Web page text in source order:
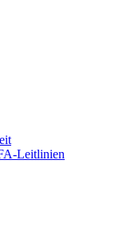
Leitlinien